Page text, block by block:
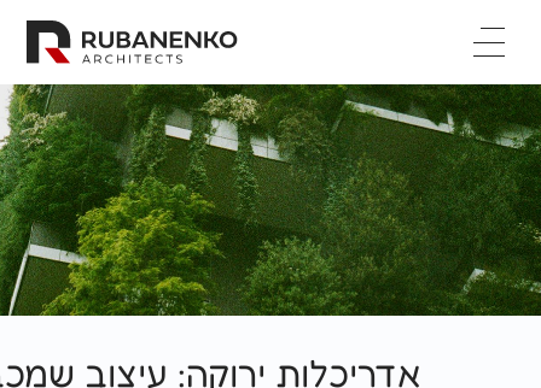
דף בית
אודות
פרויקטים
קריירה
מקרי בוחן
יצירת קשר
אדריכלות ירוקה: עיצוב שמכבד